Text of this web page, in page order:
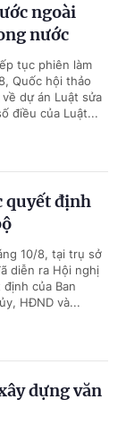
ngoài
nước
tục phiên làm
Quốc hội thảo
dự án Luật sửa
điều của Luật...
quyết định
10/8, tại trụ sở
diễn ra Hội nghị
của Ban
HĐND và...
dựng văn